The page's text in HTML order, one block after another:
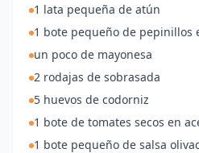
1 lata pequeña de atún
1 bote pequeño de pepinillos
un poco de mayonesa
2 rodajas de sobrasada
5 huevos de codorniz
1 bote de tomates secos en
1 bote pequeño de salsa